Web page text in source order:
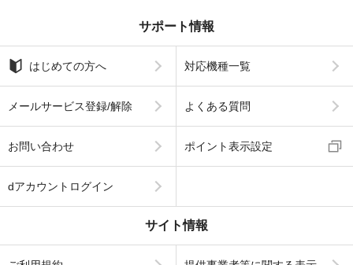
サポート情報
はじめての方へ 対応機種一覧
メールサービス登録/解除 よくある質問
お問い合わせ ポイント表示設定
dアカウントログイン
サイト情報